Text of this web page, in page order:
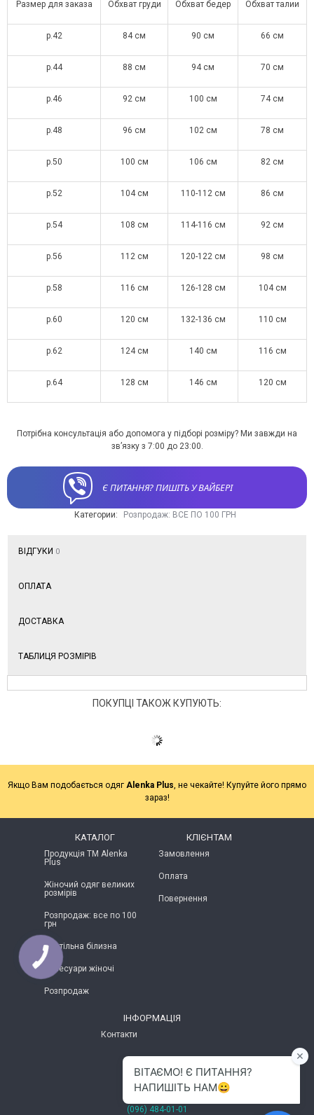
Размер для заказа Обхват груди Обхват бедер Обхват талии
р.42 84 см 90 см 66 см
р.44 88 см 94 см 70 см
р.46 92 см 100 см 74 см
р.48 96 см 102 см 78 см
р.50 100 см 106 см 82 см
р.52 104 см 110-112 см 86 см
р.54 108 см 114-116 см 92 см
р.56 112 см 120-122 см 98 см
р.58 116 см 126-128 см 104 см
р.60 120 см 132-136 см 110 см
р.62 124 см 140 см 116 см
р.64 128 см 146 см 120 см
Потрібна консультація або допомога у підборі розміру? Ми завжди на
зв’язку з 7:00 до 23:00.
Є ПИТАННЯ? ПИШІТЬ У ВАЙБЕРІ
Категории: Розпродаж: ВСЕ ПО 100 ГРН
ВІДГУКИ 0
ОПЛАТА
ДОСТАВКА
ТАБЛИЦЯ РОЗМІРІВ
ПОКУПЦІ ТАКОЖ КУПУЮТЬ:
Якщо Вам подобається одяг Alenka Plus, не чекайте! Купуйте його прямо
зараз!
КАТАЛОГ
Продукція ТМ Alenka
Plus
Жіночий одяг великих
розмірів
Розпродаж: все по 100
грн
Постільна білизна
Аксесуари жіночі
Розпродаж
КЛІЄНТАМ
Замовлення
Оплата
Повернення
ІНФОРМАЦІЯ
Контакти
(096) 484-01-01